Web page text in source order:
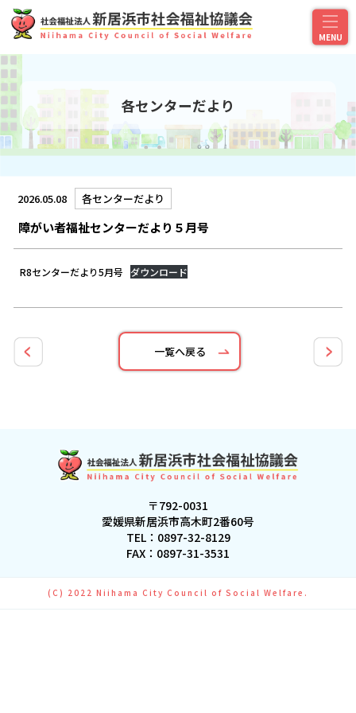
各センターだより
2026.05.08 各センターだより
障がい者福祉センターだより５月号
R8センターだより5月号 ダウンロード
一覧へ戻る
〒792-0031
愛媛県新居浜市高木町2番60号
TEL： 0897-32-8129
FAX：0897-31-3531
(C) 2022 Niihama City Council of Social Welfare.